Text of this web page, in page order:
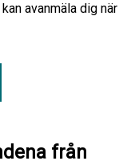
avanmäla dig när
från